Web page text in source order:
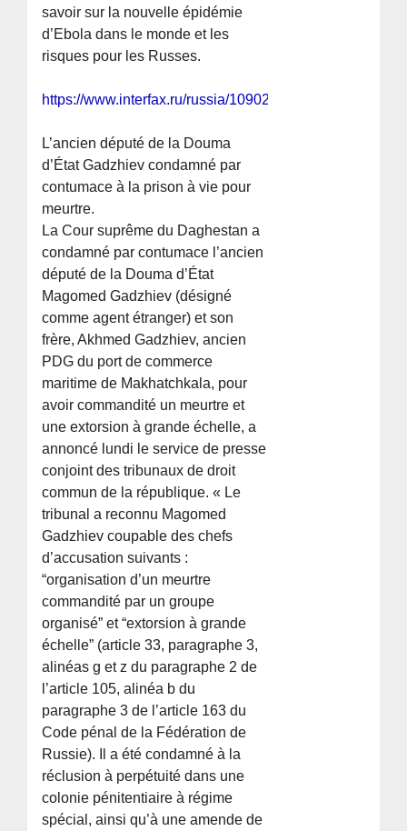
savoir sur la nouvelle épidémie
d’Ebola dans le monde et les
risques pour les Russes.
https://www.interfax.ru/russia/1090239
L’ancien député de la Douma
d’État Gadzhiev condamné par
contumace à la prison à vie pour
meurtre.
La Cour suprême du Daghestan a
condamné par contumace l’ancien
député de la Douma d’État
Magomed Gadzhiev (désigné
comme agent étranger) et son
frère, Akhmed Gadzhiev, ancien
PDG du port de commerce
maritime de Makhatchkala, pour
avoir commandité un meurtre et
une extorsion à grande échelle, a
annoncé lundi le service de presse
conjoint des tribunaux de droit
commun de la république. « Le
tribunal a reconnu Magomed
Gadzhiev coupable des chefs
d’accusation suivants :
“organisation d’un meurtre
commandité par un groupe
organisé” et “extorsion à grande
échelle” (article 33, paragraphe 3,
alinéas g et z du paragraphe 2 de
l’article 105, alinéa b du
paragraphe 3 de l’article 163 du
Code pénal de la Fédération de
Russie). Il a été condamné à la
réclusion à perpétuité dans une
colonie pénitentiaire à régime
spécial, ainsi qu’à une amende de